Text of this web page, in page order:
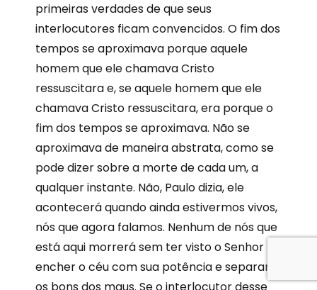
primeiras verdades de que seus
interlocutores ficam convencidos. O fim dos
tempos se aproximava porque aquele
homem que ele chamava Cristo
ressuscitara e, se aquele homem que ele
chamava Cristo ressuscitara, era porque o
fim dos tempos se aproximava. Não se
aproximava de maneira abstrata, como se
pode dizer sobre a morte de cada um, a
qualquer instante. Não, Paulo dizia, ele
acontecerá quando ainda estivermos vivos,
nós que agora falamos. Nenhum de nós que
está aqui morrerá sem ter visto o Senhor
encher o céu com sua potência e separar